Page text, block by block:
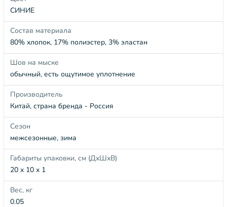
СИНИЕ
Состав материала
80% хлопок, 17% полиэстер, 3% эластан
Шов на мыске
обычный, есть ощутимое уплотнение
Производитель
Китай, страна бренда - Россия
Сезон
межсезонные, зима
Габариты упаковки, см (ДхШхВ)
20 x 10 x 1
Вес, кг
0.05